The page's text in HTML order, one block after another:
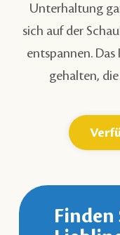
Unterhaltung
sich auf der
entspannen.
gehalten,
Finden